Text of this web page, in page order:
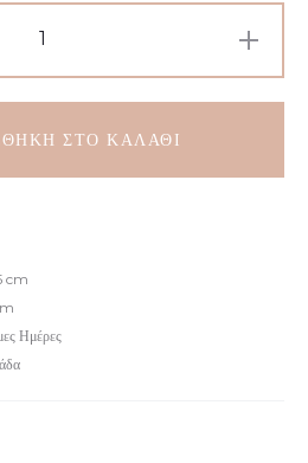
cm
Ημέρες
ΣΤΟ ΚΑΛΆΘΙ